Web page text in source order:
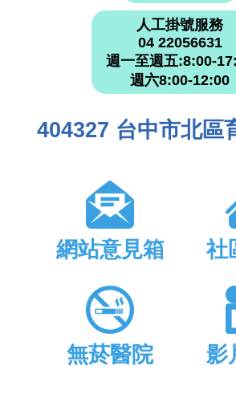
人工掛號服務
04 22056631
週一至週五:8:00-
週六8:00-12:00
404327 台中市北區
網站意見箱 社
無菸醫院 影